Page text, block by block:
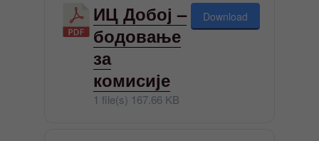
ИЦ Добој –
бодовање
за
комисије
1 file(s) 167.66 KB
Download